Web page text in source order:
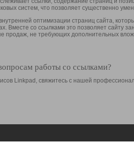
систем, что позволяет существенно
оптимизации страниц сайта,
Вместе со ссылками это позволяет сайту
продаж, не требующих дополнительных
работы со ссылками?
Linkpad, свяжитесь с нашей